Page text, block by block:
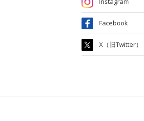
Facebook
X（旧Twitter）